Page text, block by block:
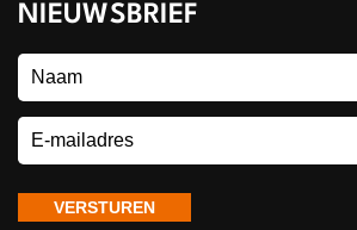
NIEUWSBRIEF